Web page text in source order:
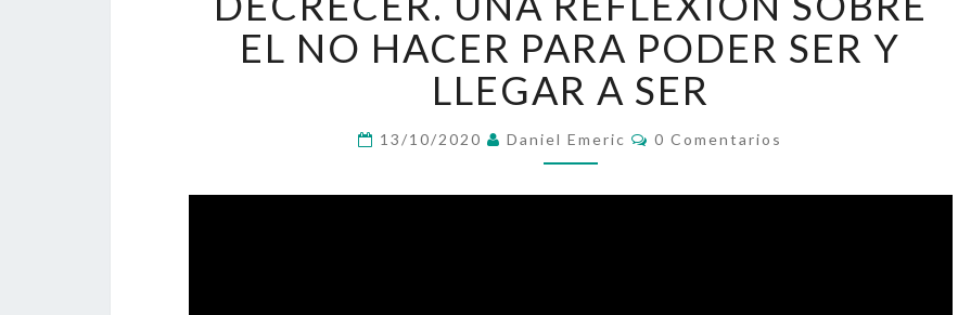
REFLEXIÓN
SOBRE
EL
NO
HACER
PARA
PODER
EL NO HACER PARA PODER SER Y
LLEGAR A SER
13/10/2020 Daniel Emeric Comentarios
0 Comentarios